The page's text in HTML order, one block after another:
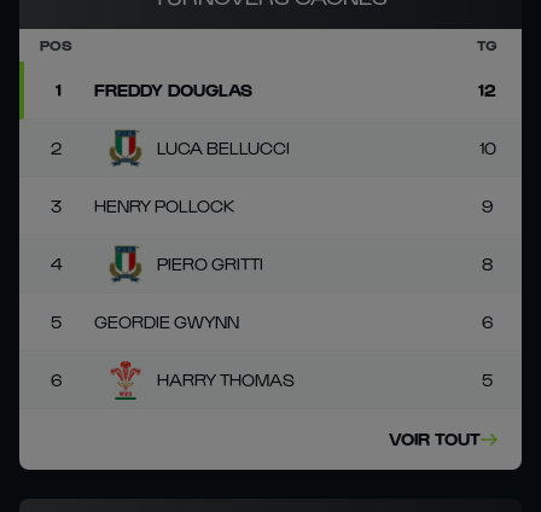
POS TG
1 FREDDY DOUGLAS 12
2 LUCA BELLUCCI 10
3 HENRY POLLOCK 9
4 PIERO GRITTI 8
5 GEORDIE GWYNN 6
6 HARRY THOMAS 5
VOIR TOUT